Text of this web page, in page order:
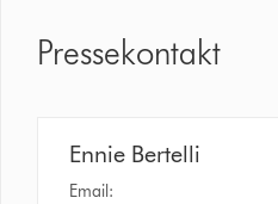
Pressekontakt
Ennie Bertelli
Email: